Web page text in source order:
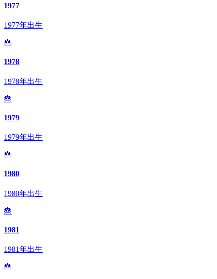
1977
1977年出生
🎂
1978
1978年出生
🎂
1979
1979年出生
🎂
1980
1980年出生
🎂
1981
1981年出生
🎂